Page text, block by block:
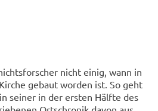
nicht einig, wann in
gebaut worden ist. So geht
seiner in der ersten Hälfte des